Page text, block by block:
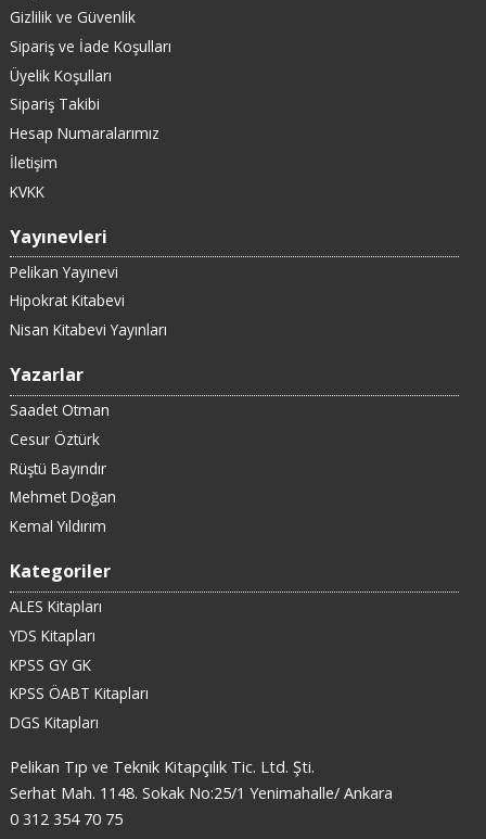
Gizlilik ve Güvenlik
Sipariş ve İade Koşulları
Üyelik Koşulları
Sipariş Takibi
Hesap Numaralarımız
İletişim
KVKK
Yayınevleri
Pelikan Yayınevi
Hipokrat Kitabevi
Nisan Kitabevi Yayınları
Yazarlar
Saadet Otman
Cesur Öztürk
Rüştü Bayındır
Mehmet Doğan
Kemal Yıldırım
Kategoriler
ALES Kitapları
YDS Kitapları
KPSS GY GK
KPSS ÖABT Kitapları
DGS Kitapları
Pelikan Tıp ve Teknik Kitapçılık Tic. Ltd. Şti.
Serhat Mah. 1148. Sokak No:25/1 Yenimahalle/ Ankara
0 312 354 70 75